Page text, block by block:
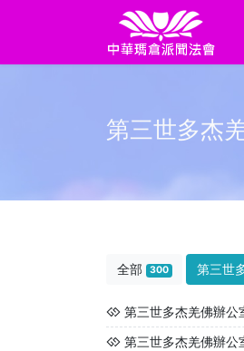
第三世多杰
全部 300 第三世
第三世多杰羌佛辦公
第三世多杰羌佛辦公